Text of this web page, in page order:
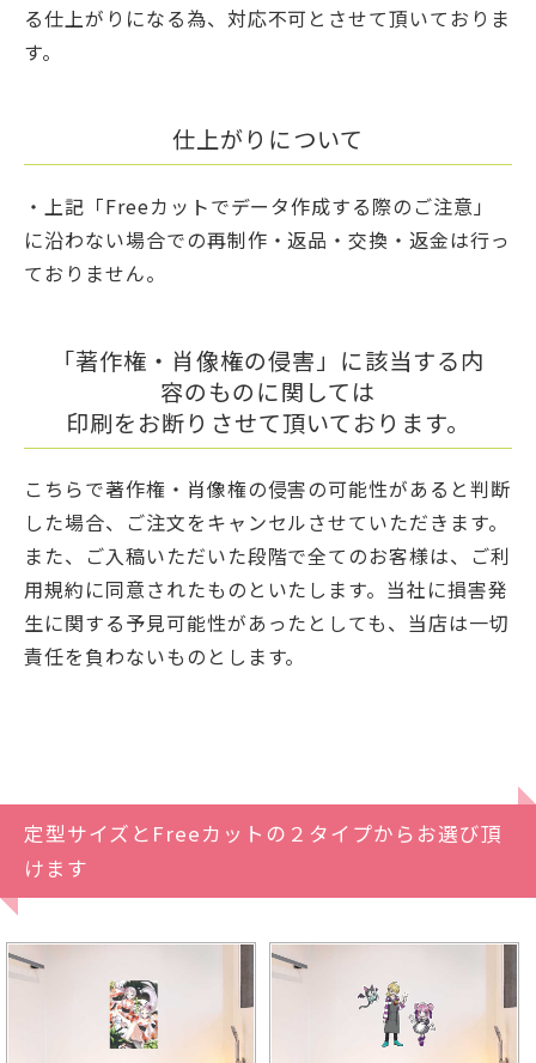
る仕上がりになる為、対応不可とさせて頂いておりま
す。
仕上がりについて
・上記「Freeカットでデータ作成する際のご注意」
に沿わない場合での再制作・返品・交換・返金は行っ
ておりません。
「著作権・肖像権の侵害」に該当する内
容のものに関しては
印刷をお断りさせて頂いております。
こちらで著作権・肖像権の侵害の可能性があると判断
した場合、ご注文をキャンセルさせていただきます。
また、ご入稿いただいた段階で全てのお客様は、ご利
用規約に同意されたものといたします。当社に損害発
生に関する予見可能性があったとしても、当店は一切
責任を負わないものとします。
定型サイズとFreeカットの２タイプからお選び頂
けます